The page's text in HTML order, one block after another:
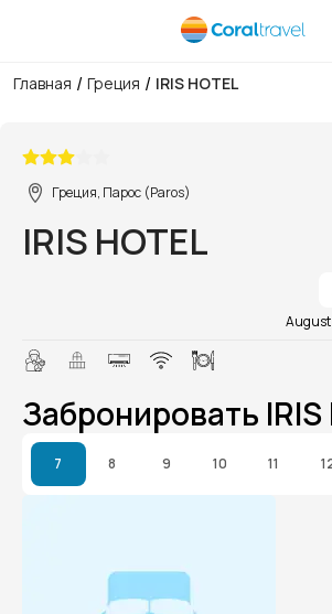
Главная / Греция / IRIS HOTEL
Греция, Парос (Paros)
IRIS HOTEL
August
Забронировать IRIS
7 8 9 10 11